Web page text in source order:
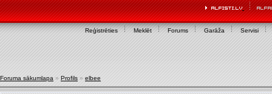
Reģistrēties Meklēt Forums Garāža Servisi
Foruma sākumlapa » Profils » elbee